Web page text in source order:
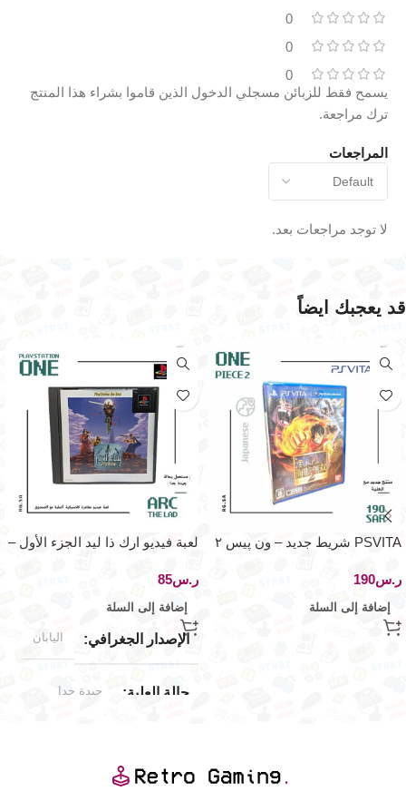
0
0
0
المراجعات
لا توجد مراجعات بعد.
يسمح فقط للزبائن مسجلي الدخول الذين قاموا بشراء هذا المنتج
ترك مراجعة.
قد يعجبك ايضاً
PSVITA شريط جديد – ون پيس ٢
ر.س
إضافة إلى السلة
لعبة فيديو ارك ذا ليد الجزء الأول –
ر.س
إضافة إلى السلة
الإصدار الجغرافي اليابان
حالة العلبة جيدة جدا